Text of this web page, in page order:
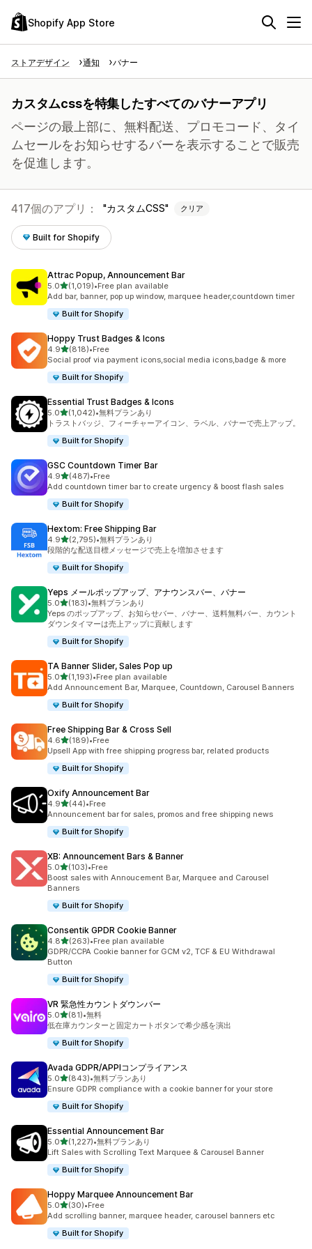
Shopify App Store
ストアデザイン 通知 バナー
カスタムcssを特集したすべてのバナーアプリ
ページの最上部に、無料配送、プロモコード、タイ
ムセールをお知らせするバーを表示することで販売
を促進します。
417個のアプリ： カスタムCSS クリア
Built for Shopify
Attrac Popup, Announcement Bar
5.05つ星中
(1,019)
合計レビュー数：1019件
•Free plan available
Add bar, banner, pop up window, marquee header,countdown timer
Built for Shopify
Hoppy Trust Badges & Icons
4.95つ星中
(818)
合計レビュー数：818件
•Free
Social proof via payment icons,social media icons,badge & more
Built for Shopify
Essential Trust Badges & Icons
5.05つ星中
(1,042)
合計レビュー数：1042件
•無料プランあり
トラストバッジ、フィーチャーアイコン、ラベル、バナーで売上アップ。
Built for Shopify
GSC Countdown Timer Bar
4.95つ星中
(487)
合計レビュー数：487件
•Free
Add countdown timer bar to create urgency & boost flash sales
Built for Shopify
Hextom: Free Shipping Bar
4.95つ星中
(2,795)
合計レビュー数：2795件
•無料プランあり
段階的な配送目標メッセージで売上を増加させます
Built for Shopify
Yeps メールポップアップ、アナウンスバー、バナー
5.05つ星中
(183)
合計レビュー数：183件
•無料プランあり
Yeps のポップアップ、お知らせバー、バナー、送料無料バー、カウント
ダウンタイマーは売上アップに貢献します
Built for Shopify
TA Banner Slider, Sales Pop up
5.05つ星中
(1,193)
合計レビュー数：1193件
•Free plan available
Add Announcement Bar, Marquee, Countdown, Carousel Banners
Built for Shopify
Free Shipping Bar & Cross Sell
4.65つ星中
(189)
合計レビュー数：189件
•Free
Upsell App with free shipping progress bar, related products
Built for Shopify
Oxify Announcement Bar
4.95つ星中
(44)
合計レビュー数：44件
•Free
Announcement bar for sales, promos and free shipping news
Built for Shopify
XB: Announcement Bars & Banner
5.05つ星中
(103)
合計レビュー数：103件
•Free
Boost sales with Annoucement Bar, Marquee and Carousel
Banners
Built for Shopify
Consentik GPDR Cookie Banner
4.85つ星中
(263)
合計レビュー数：263件
•Free plan available
GDPR/CCPA Cookie banner for GCM v2, TCF & EU Withdrawal
Button
Built for Shopify
VR 緊急性カウントダウンバー
5.05つ星中
(81)
合計レビュー数：81件
•無料
低在庫カウンターと固定カートボタンで希少感を演出
Built for Shopify
Avada GDPR/APPIコンプライアンス
5.05つ星中
(843)
合計レビュー数：843件
•無料プランあり
Ensure GDPR compliance with a cookie banner for your store
Built for Shopify
Essential Announcement Bar
5.05つ星中
(1,227)
合計レビュー数：1227件
•無料プランあり
Lift Sales with Scrolling Text Marquee & Carousel Banner
Built for Shopify
Hoppy Marquee Announcement Bar
5.05つ星中
(30)
合計レビュー数：30件
•Free
Add scrolling banner, marquee header, carousel banners etc
Built for Shopify